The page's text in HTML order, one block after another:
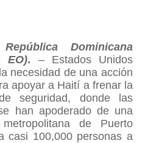
Dominicana
EO). – Estados Unidos
necesidad de una acción
apoyar a Haití a frenar la
seguridad, donde las
han apoderado de una
de Puerto
casi 100,000 personas a